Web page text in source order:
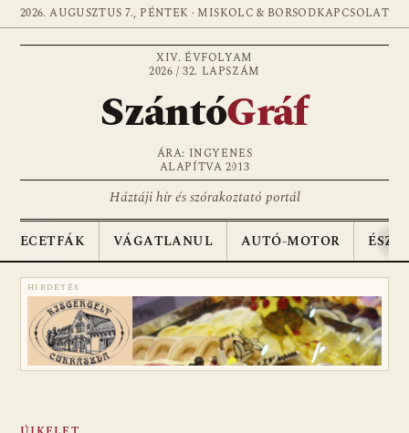
2026. AUGUSZTUS 7., PÉNTEK · MISKOLC & BORSODKAPCSOLAT
XIV. ÉVFOLYAM
2026 / 32. LAPSZÁM
SzántóGráf
ÁRA: INGYENES
ALAPÍTVA 2013
Háztáji hír és szórakoztató portál
ECETFÁK VÁGATLANUL AUTÓ-MOTOR
HIRDETÉS